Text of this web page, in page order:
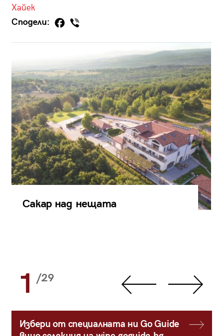
Хайек
Сподели:
Сакар над нещата
1 /29
Избери от специалната ни Go Guide